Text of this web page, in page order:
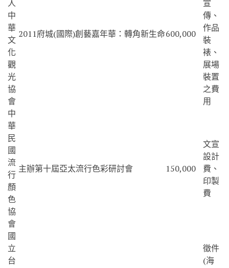
人
中
華
文
化
觀
光
協
會
2011府城(國際)創藝嘉年華：轉角新生命600,000
宣
傳、
作品
裝
裱、
展場
裝置
之費
用
中
華
民
國
流
行
顏
色
協
會
主辦第十屆亞太流行色彩研討會 150,000
文宣
設計
費、
印製
費
國
立
台
徵件
(海